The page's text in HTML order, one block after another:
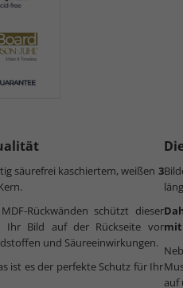
säurefrei kaschiertem, weißen 3
Rückwänden schützt dieser
Ihr Bild auf der Rückseite vor
und Säureeinwirkungen.
ist es der perfekte Schutz für Ihr
mit
auf